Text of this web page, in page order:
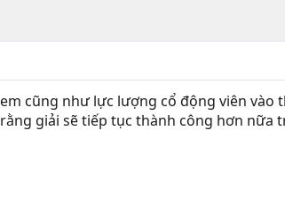
cũng như lực lượng cổ động viên vào
giải sẽ tiếp tục thành công hơn nữa